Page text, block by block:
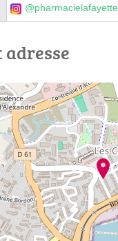
@pharmacielafayette
adresse